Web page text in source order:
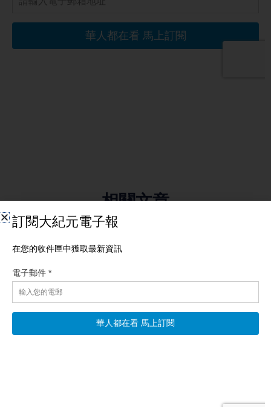
相關文章
【國際新聞】川普砸重金投資礦業 降低對中稀土依
【新唐人北京時間2026年08月08日訊】川普砸重金投資礦業 降
低對中稀土依賴；川普連發兩行政令 封堵生育旅遊；中共追稅海
外 富豪連人帶錢外逃潮；台陸委會怒批
家石油公司有關的船隻，痛批德黑蘭從事「海盜行為」。伊朗革